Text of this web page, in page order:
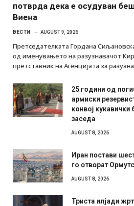
потврда дека е осудуван
Виена
ВЕСТИ AUGUST 9, 2026
Претседателката Гордана
од именувањето на разузнавачот
претставник на Агенцијата за
25 години од
армиски
конвој
заседа
AUGUST 8, 2026
Иран постави
го отворат
AUGUST 8, 2026
Триста илјади